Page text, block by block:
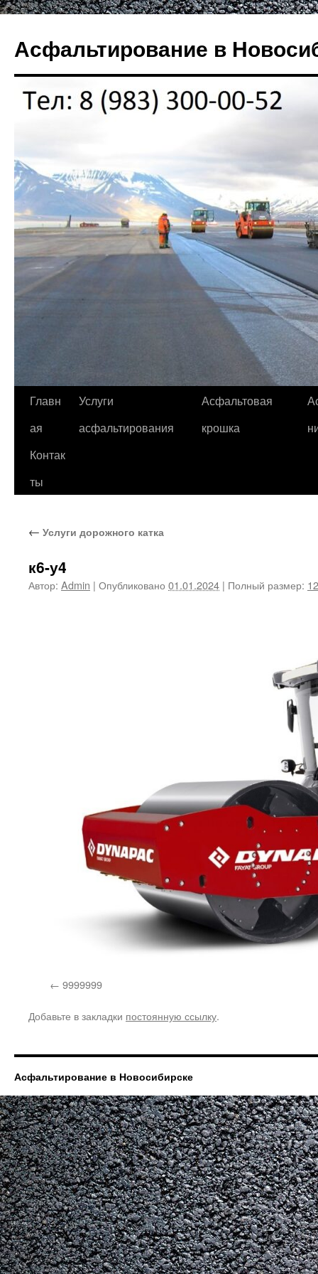
содержимому
Асфальтирование в
Главн
ая
Услуги
асфальтирования
Асфальтовая
крошка
Контак
ты
← Услуги дорожного катка
к6-у4
Автор: Admin | Опубликовано 01.01.2024 | Полный размер:
9999999
Добавьте в закладки постоянную ссылку.
Асфальтирование в Новосибирске